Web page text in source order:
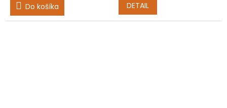
Do košíka DETAIL